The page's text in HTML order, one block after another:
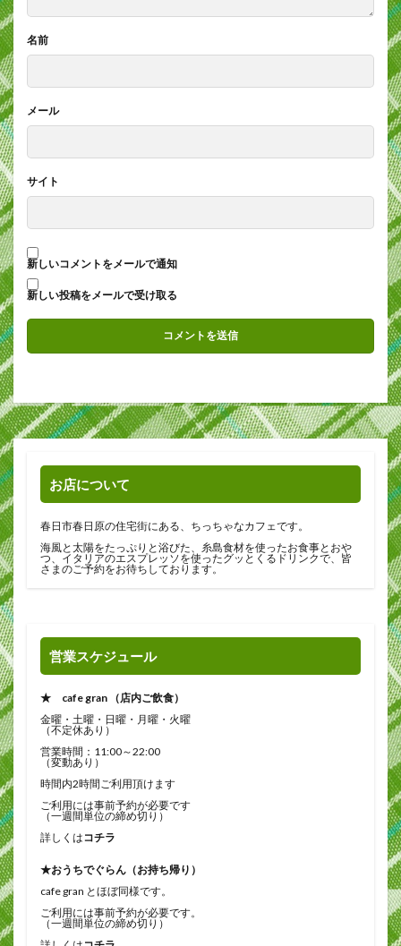
名前
メール
サイト
新しいコメントをメールで通知
新しい投稿をメールで受け取る
お店について
春日市春日原の住宅街にある、ちっちゃなカフェです。
海風と太陽をたっぷりと浴びた、糸島食材を使ったお食事とおや
つ、イタリアのエスプレッソを使ったグッとくるドリンクで、皆
さまのご予約をお待ちしております。
営業スケジュール
★ cafe gran （店内ご飲食）
金曜・土曜・日曜・月曜・火曜
（不定休あり）
営業時間：11:00～22:00
（変動あり）
時間内2時間ご利用頂けます
ご利用には事前予約が必要です
（一週間単位の締め切り）
詳しくはコチラ
★おうちでぐらん（お持ち帰り）
cafe gran とほぼ同様です。
ご利用には事前予約が必要です。
（一週間単位の締め切り）